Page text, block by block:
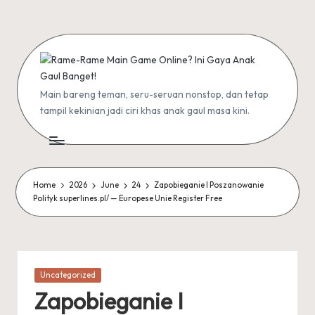
content
R
a
m
e
-
R
a
m
e
Main bareng teman, seru-seruan nonstop, dan tetap
tampil kekinian jadi ciri khas anak gaul masa kini.
Home 2026 June 24
Zapobieganie I Poszanowanie
Polityk superlines.pl/ — Europese Unie Register Free
Posted
Uncategorized
Zapobieganie I